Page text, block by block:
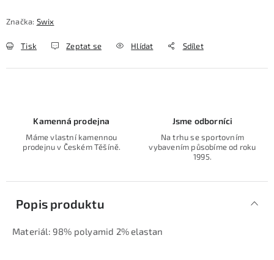
Značka: Swix
Tisk Zeptat se Hlídat Sdílet
Kamenná prodejna
Máme vlastní kamennou
prodejnu v Českém Těšíně.
Jsme odborníci
Na trhu se sportovním
vybavením působíme od roku
1995.
Popis produktu
Materiál: 98% polyamid 2% elastan